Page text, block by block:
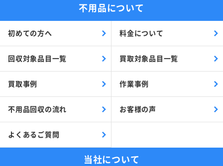
不用品について
初めての方へ 料金について
回収対象品目一覧 買取対象品目一覧
買取事例 作業事例
不用品回収の流れ お客様の声
よくあるご質問
当社について